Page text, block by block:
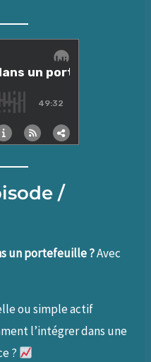
/
un portefeuille ?Avec
ou simple actif
l’intégrer dans une
?